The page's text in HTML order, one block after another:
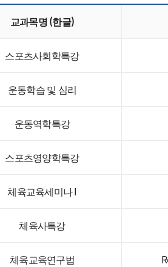
교과목명 (한글)
스포츠사회학특강
운동학습 및 심리
운동역학특강
스포츠영양학특강
체육교육세미나 I
체육사특강
체육교육연구법